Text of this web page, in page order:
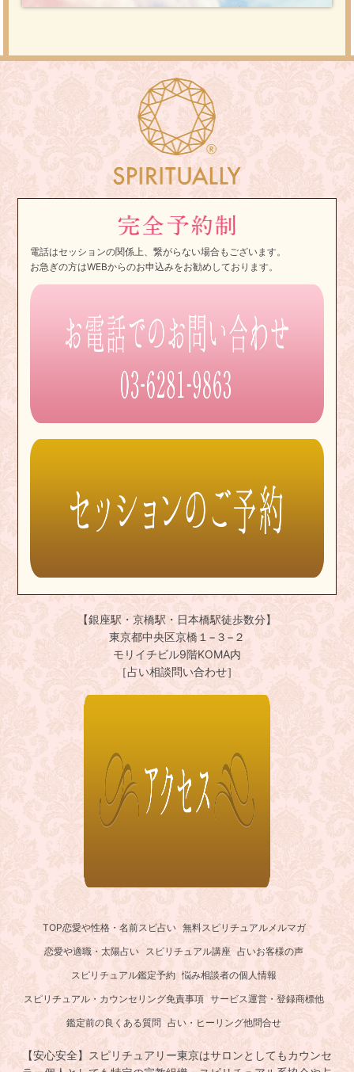
電話はセッションの関係上、繋がらない場合もございます。
お急ぎの方はWEBからのお申込みをお勧めしております。
【銀座駅・京橋駅・日本橋駅徒歩数分】
東京都中央区京橋１−３−２
モリイチビル9階KOMA内
［占い相談問い合わせ］
TOP恋愛や性格・名前スピ占い 無料スピリチュアルメルマガ
恋愛や適職・太陽占い
スピリチュアル講座 占いお客様の声
スピリチュアル鑑定予約 悩み相談者の個人情報
スピリチュアル・カウンセリング免責事項 サービス運営・登録商標他
鑑定前の良くある質問 占い・ヒーリング他問合せ
【安心安全】スピリチュアリー東京はサロンとしてもカウンセ